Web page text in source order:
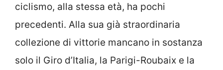
ciclismo, alla stessa età, ha pochi
precedenti. Alla sua già straordinaria
collezione di vittorie mancano in sostanza
solo il Giro d’Italia, la Parigi-Roubaix e la